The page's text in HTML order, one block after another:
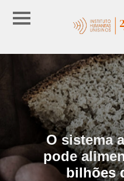
O sistema
pode
bilhões